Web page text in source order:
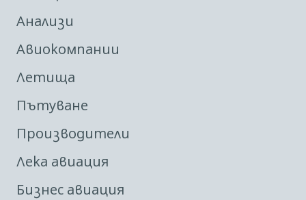
Анализи
Авиокомпании
Летища
Пътуване
Производители
Лека авиация
Бизнес авиация